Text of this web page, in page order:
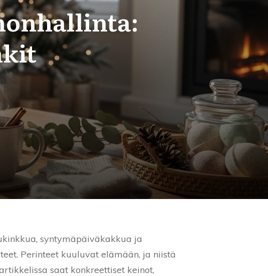
syntymäpäiväkakkua ja
Perinteet kuuluvat elämään, ja niistä
saat konkreettiset keinot,